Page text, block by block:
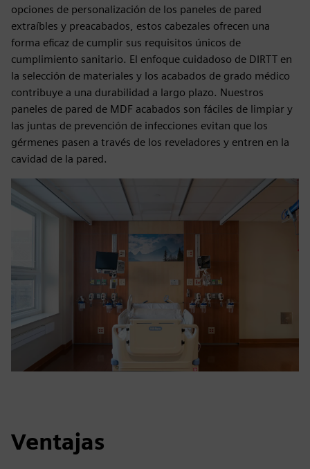
opciones de personalización de los paneles de pared
extraíbles y preacabados, estos cabezales ofrecen una
forma eficaz de cumplir sus requisitos únicos de
cumplimiento sanitario. El enfoque cuidadoso de DIRTT en
la selección de materiales y los acabados de grado médico
contribuye a una durabilidad a largo plazo. Nuestros
paneles de pared de MDF acabados son fáciles de limpiar y
las juntas de prevención de infecciones evitan que los
gérmenes pasen a través de los reveladores y entren en la
cavidad de la pared.
Ventajas